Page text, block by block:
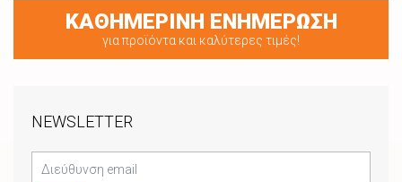
ΚΑΘΗΜΕΡΙΝΗ ΕΝΗΜΕΡΩΣΗ
για προϊόντα και καλύτερες τιμές!
NEWSLETTER